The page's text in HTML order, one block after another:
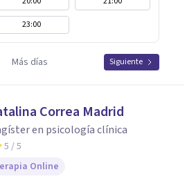
23:00
Más días Siguiente
Correa Madrid
en psicología clínica
5 / 5
Online